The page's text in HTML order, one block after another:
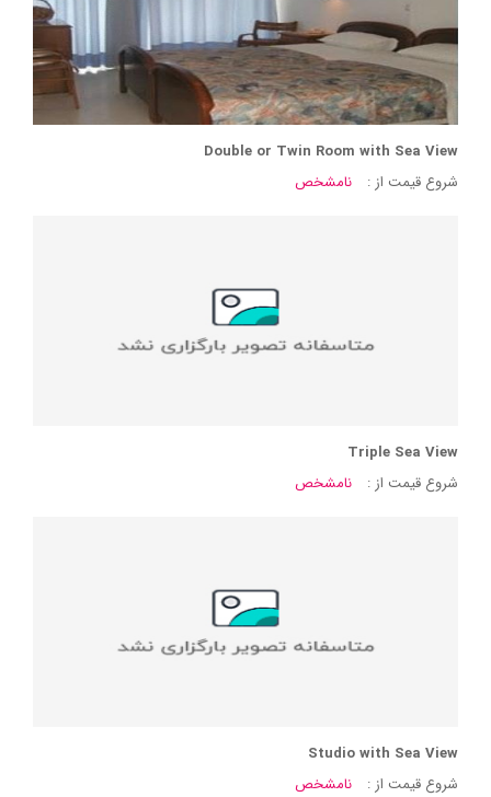
Double or Twin Room with Sea View
شروع قیمت از :
نامشخص
Triple Sea View
شروع قیمت از :
نامشخص
Studio with Sea View
شروع قیمت از :
نامشخص